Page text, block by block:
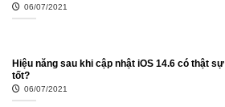
06/07/2021
Hiệu năng sau khi cập nhật iOS 14.6 có thật sự
tốt?
06/07/2021